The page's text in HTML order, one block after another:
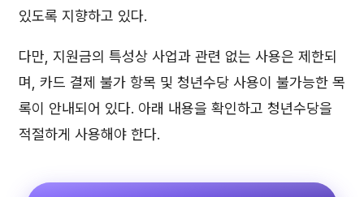
있도록 지향하고 있다.
다만, 지원금의 특성상 사업과 관련 없는 사용은 제한되
며, 카드 결제 불가 항목 및 청년수당 사용이 불가능한 목
록이 안내되어 있다. 아래 내용을 확인하고 청년수당을
적절하게 사용해야 한다.